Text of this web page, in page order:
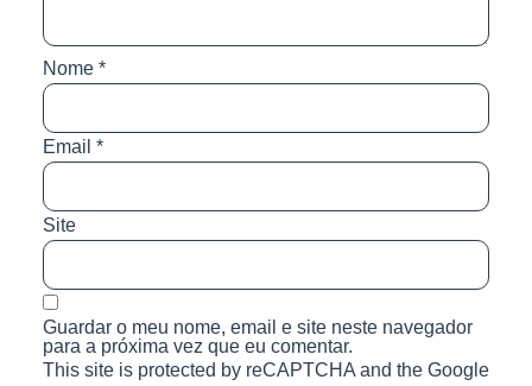
Nome *
Email *
Site
Guardar o meu nome, email e site neste navegador
para a próxima vez que eu comentar.
This site is protected by reCAPTCHA and the Google